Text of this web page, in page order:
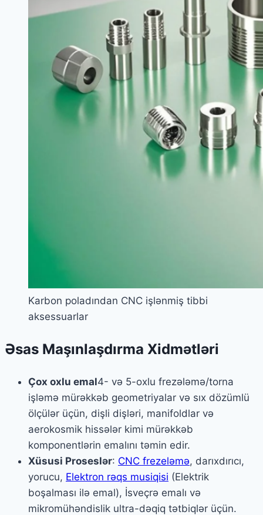
Karbon poladından CNC işlənmiş tibbi
aksessuarlar
Əsas Maşınlaşdırma Xidmətləri
Çox oxlu emal4- və 5-oxlu frezələmə/torna
işləmə mürəkkəb geometriyalar və sıx dözümlü
ölçülər üçün, dişli dişləri, manifoldlar və
aerokosmik hissələr kimi mürəkkəb
komponentlərin emalını təmin edir.
Xüsusi Proseslər: CNC frezeləmə, darıxdırıcı,
yorucu, Elektron rəqs musiqisi (Elektrik
boşalması ilə emal), İsveçrə emalı və
mikromühəndislik ultra-dəqiq tətbiqlər üçün.